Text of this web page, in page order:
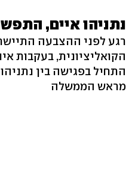
נתניהו איים,
רגע לפני ההצבעה
הקואליציונית, בעקבות
התחיל בפגישה בין
מראש הממשלה